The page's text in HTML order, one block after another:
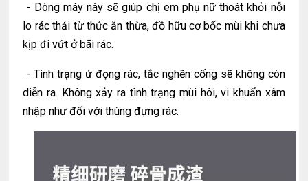
- Dòng máy này sẽ giúp chị em phụ nữ thoát khỏi nỗi
lo rác thải từ thức ăn thừa, đồ hữu cơ bốc mùi khi chưa
kịp đi vứt ở bãi rác.
- Tình trạng ứ đọng rác, tắc nghẽn cống sẽ không còn
diễn ra. Không xảy ra tình trạng mùi hôi, vi khuẩn xâm
nhập như đối với thùng đựng rác.